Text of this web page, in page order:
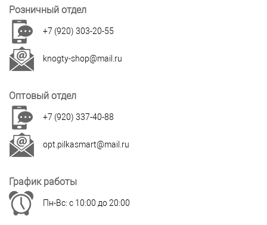
Розничный отдел
+7 (920) 303-20-55
knogty-shop@mail.ru
Оптовый отдел
+7 (920) 337-40-88
opt.pilkasmart@mail.ru
График работы
Пн-Вс: с 10:00 до 20:00